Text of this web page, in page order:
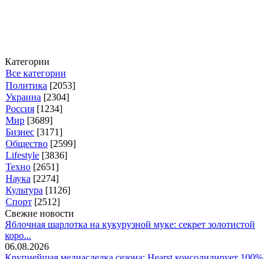
Категории
Все категории
Политика [2053]
Украина [2304]
Россия [1234]
Мир [3689]
Бизнес [3171]
Общество [2599]
Lifestyle [3836]
Техно [2651]
Наука [2274]
Культура [1126]
Спорт [2512]
Свежие новости
Яблочная шарлотка на кукурузной муке: секрет золотистой
коро...
06.08.2026